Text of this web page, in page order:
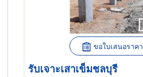
ขอใบเสนอราคา
รับเจาะเสาเข็มชลบุรี